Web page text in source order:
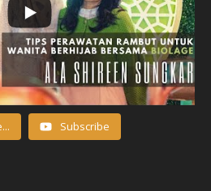
Subscribe